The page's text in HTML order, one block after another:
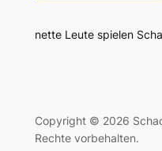
nette Leute spielen
Copyright © 2026
Rechte vorbehalten.